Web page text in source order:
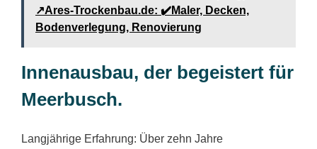
↗️Ares-Trockenbau.de: ✔️Maler, Decken,
Bodenverlegung, Renovierung
Innenausbau, der begeistert für
Meerbusch.
Langjährige Erfahrung: Über zehn Jahre